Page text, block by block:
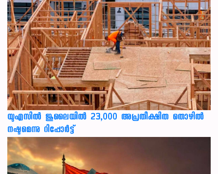
യുഎസില്‍ ജൂലൈയില്‍ 23,000 അപ്രതീക്ഷിത തൊഴില്‍
നഷ്ടമെന്നു റിപ്പോര്‍ട്ട്